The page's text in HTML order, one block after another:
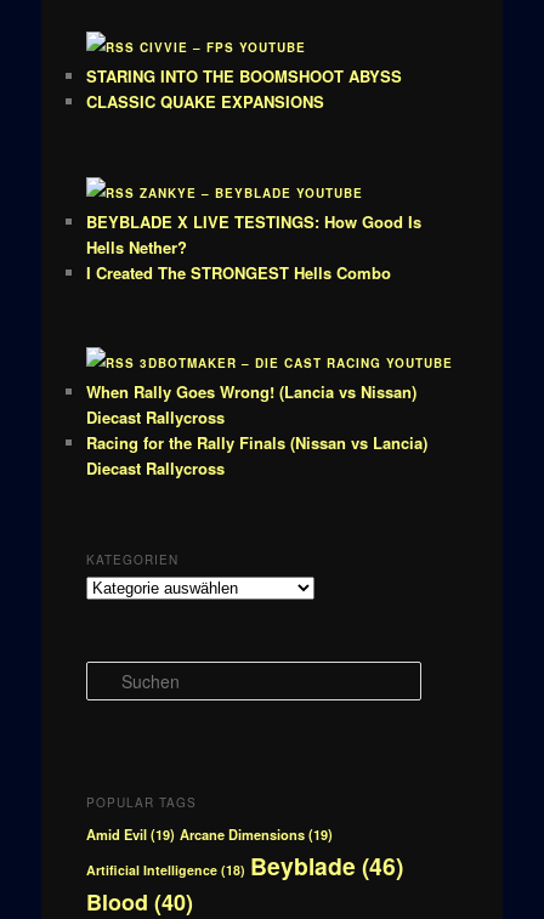
CIVVIE – FPS YOUTUBE
STARING INTO THE BOOMSHOOT ABYSS
CLASSIC QUAKE EXPANSIONS
ZANKYE – BEYBLADE YOUTUBE
BEYBLADE X LIVE TESTINGS: How Good Is
Hells Nether?
I Created The STRONGEST Hells Combo
3DBOTMAKER – DIE CAST RACING YOUTUBE
When Rally Goes Wrong! (Lancia vs Nissan)
Diecast Rallycross
Racing for the Rally Finals (Nissan vs Lancia)
Diecast Rallycross
KATEGORIEN
Kategorien
u
POPULAR TAGS
Amid Evil(19) Arcane Dimensions(19)
Artificial Intelligence(18) Beyblade(46)
Blood (40)